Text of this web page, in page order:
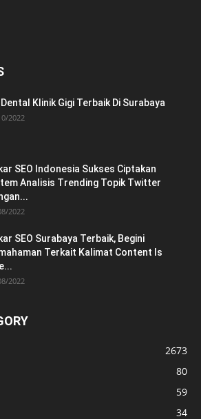
Dental Klinik Gigi Terbaik Di Surabaya
2022
SEO Indonesia Sukses Ciptakan
Analisis Trending Topik Twitter
2022
SEO Surabaya Terbaik, Begini
Terkait Kalimat Content Is
2022
2673
80
59
34